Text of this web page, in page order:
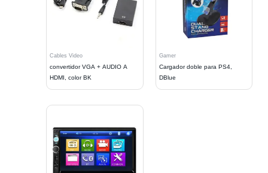
Cables Video
convertidor VGA + AUDIO A
HDMI, color BK
Gamer
Cargador doble para PS4,
DBlue